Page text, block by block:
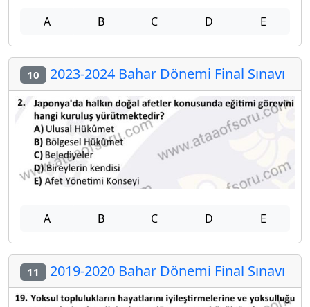
A B C D E
10 2023-2024 Bahar Dönemi Final Sınavı
A B C D E
11 2019-2020 Bahar Dönemi Final Sınavı